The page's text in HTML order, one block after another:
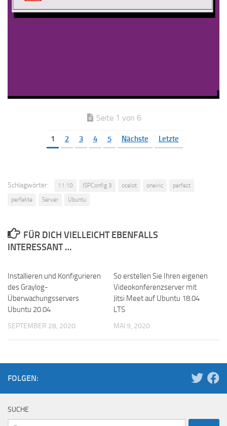
Seite 1 von 6
1 2 3 4 5 Nächste Letzte
Schlagwörter: 11.10 ISPConfig 3 ocelot oneiric
perfect
perfekte
Server Ubuntu
FÜR DICH VIELLEICHT EBENFALLS
INTERESSANT …
Installieren und Konfigurieren
des Graylog-
Überwachungsservers
Ubuntu 20.04
SEPTEMBER 28, 2020
So erstellen Sie Ihren eigenen
Videokonferenzserver mit
Jitsi Meet auf Ubuntu 18.04
LTS
MAI 9, 2020
FOLGEN:
SUCHE